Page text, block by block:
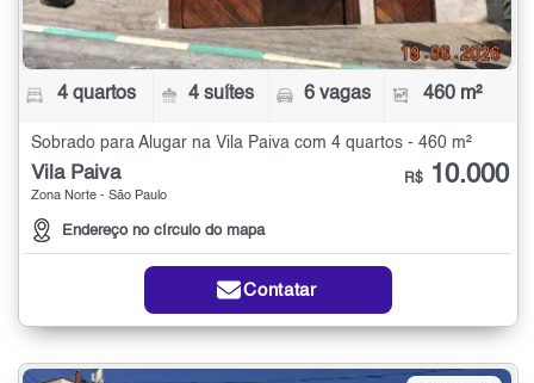
4 quartos 4 suítes 6 vagas 460 m²
Sobrado para Alugar na Vila Paiva com 4 quartos - 460 m²
Vila Paiva
Zona Norte - São Paulo
Endereço no círculo do mapa
R$ 10.000
Contatar